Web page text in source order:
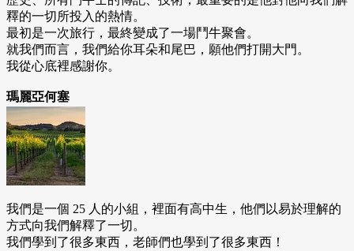
釋的一切所投入的熱情。
最初是一次旅行，最終變成了一場鬥牛聚會。
就我們而言，我們給你耳朵和尾巴，願他們打開大門。
我從心底裡感謝你。
瑪麗亞何塞
我們是一個 25 人的小組，裡面有高中生，他們以易於理解的
方式向我們解釋了一切。
我們學到了很多東西，老師們也學到了很多東西！